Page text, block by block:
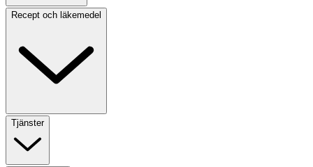
Recept och läkemedel
Tjänster